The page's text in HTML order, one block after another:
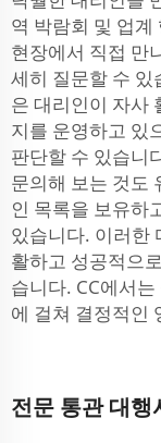
역 박람회 및 업
현장에서 직접 만
세히 질문할 수
은 대리인이 자사
지를 운영하고 있
판단할 수 있습니
문의해 보는 것도
인 목록을 보유하
있습니다. 이러한
활하고 성공적으
습니다. CC에서
에 걸쳐 결정적인
전문 통관 대행